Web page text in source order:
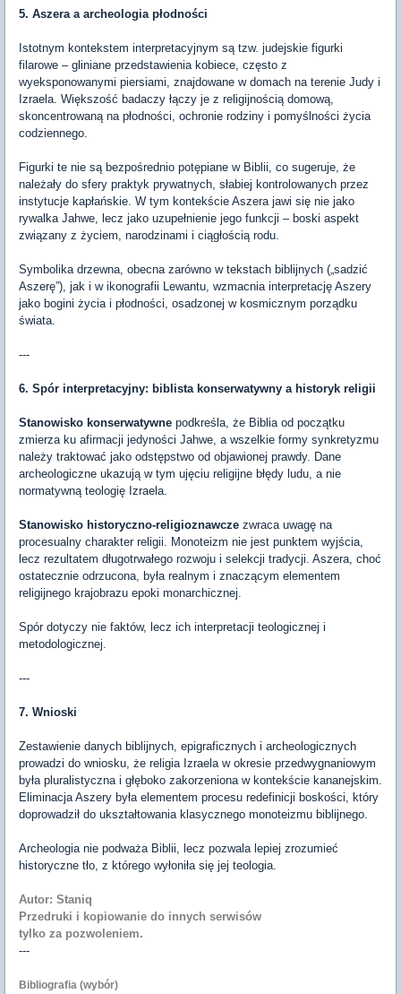
5. Aszera a archeologia płodności
Istotnym kontekstem interpretacyjnym są tzw. judejskie figurki
filarowe – gliniane przedstawienia kobiece, często z
wyeksponowanymi piersiami, znajdowane w domach na terenie Judy i
Izraela. Większość badaczy łączy je z religijnością domową,
skoncentrowaną na płodności, ochronie rodziny i pomyślności życia
codziennego.
Figurki te nie są bezpośrednio potępiane w Biblii, co sugeruje, że
należały do sfery praktyk prywatnych, słabiej kontrolowanych przez
instytucje kapłańskie. W tym kontekście Aszera jawi się nie jako
rywalka Jahwe, lecz jako uzupełnienie jego funkcji – boski aspekt
związany z życiem, narodzinami i ciągłością rodu.
Symbolika drzewna, obecna zarówno w tekstach biblijnych („sadzić
Aszerę”), jak i w ikonografii Lewantu, wzmacnia interpretację Aszery
jako bogini życia i płodności, osadzonej w kosmicznym porządku
świata.
---
6. Spór interpretacyjny: biblista konserwatywny a historyk religii
Stanowisko konserwatywne podkreśla, że Biblia od początku
zmierza ku afirmacji jedyności Jahwe, a wszelkie formy synkretyzmu
należy traktować jako odstępstwo od objawionej prawdy. Dane
archeologiczne ukazują w tym ujęciu religijne błędy ludu, a nie
normatywną teologię Izraela.
Stanowisko historyczno-religioznawcze zwraca uwagę na
procesualny charakter religii. Monoteizm nie jest punktem wyjścia,
lecz rezultatem długotrwałego rozwoju i selekcji tradycji. Aszera, choć
ostatecznie odrzucona, była realnym i znaczącym elementem
religijnego krajobrazu epoki monarchicznej.
Spór dotyczy nie faktów, lecz ich interpretacji teologicznej i
metodologicznej.
---
7. Wnioski
Zestawienie danych biblijnych, epigraficznych i archeologicznych
prowadzi do wniosku, że religia Izraela w okresie przedwygnaniowym
była pluralistyczna i głęboko zakorzeniona w kontekście kananejskim.
Eliminacja Aszery była elementem procesu redefinicji boskości, który
doprowadził do ukształtowania klasycznego monoteizmu biblijnego.
Archeologia nie podważa Biblii, lecz pozwala lepiej zrozumieć
historyczne tło, z którego wyłoniła się jej teologia.
Autor: Staniq
Przedruki i kopiowanie do innych serwisów
tylko za pozwoleniem.
---
Bibliografia (wybór)